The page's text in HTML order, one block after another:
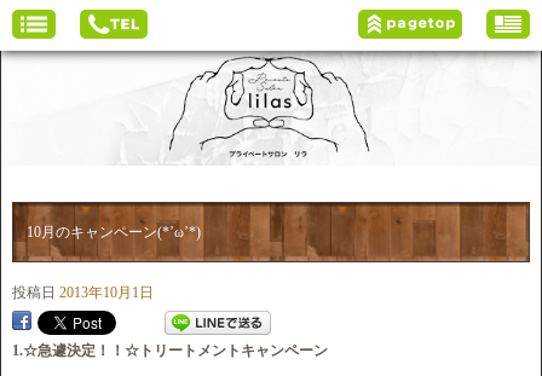
10月のキャンペーン(*’ω’*)
投稿日 2013年10月1日
1.☆急遽決定！！☆トリートメントキャンペーン